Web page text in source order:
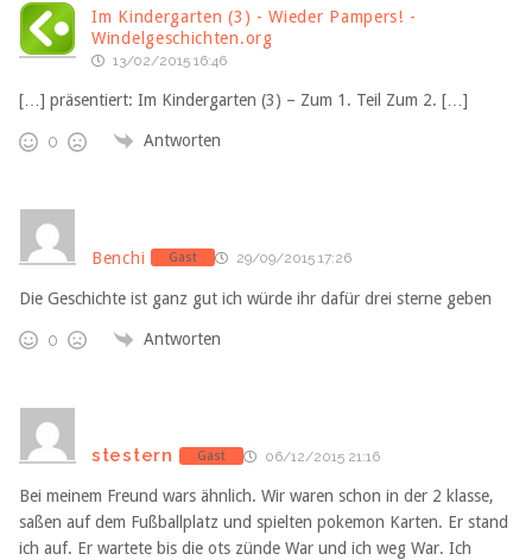
Im Kindergarten (3) - Wieder Pampers! -
Windelgeschichten.org
13/02/2015 16:46
[…] präsentiert: Im Kindergarten (3) – Zum 1. Teil Zum 2. […]
0 Antworten
Benchi Gast 29/09/2015 17:26
Die Geschichte ist ganz gut ich würde ihr dafür drei sterne geben
0 Antworten
stestern Gast 06/12/2015 21:16
Bei meinem Freund wars ähnlich. Wir waren schon in der 2 klasse,
saßen auf dem Fußballplatz und spielten pokemon Karten. Er stand
ich auf. Er wartete bis die ots zünde War und ich weg War. Ich